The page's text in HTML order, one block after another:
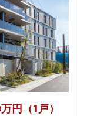
円（1戸）